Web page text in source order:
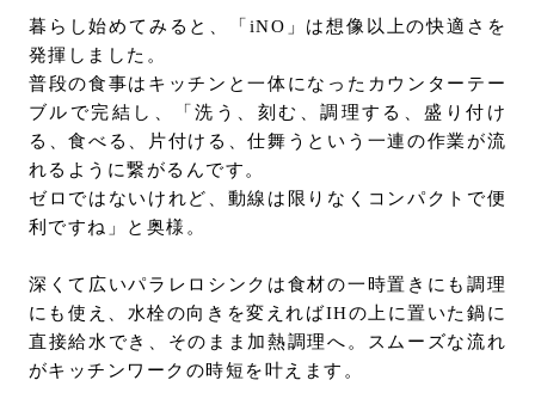
暮らし始めてみると、「iNO」は想像以上の快適さを
発揮しました。
普段の食事はキッチンと一体になったカウンターテー
ブルで完結し、「洗う、刻む、調理する、盛り付け
る、食べる、片付ける、仕舞うという一連の作業が流
れるように繋がるんです。
ゼロではないけれど、動線は限りなくコンパクトで便
利ですね」と奥様。
深くて広いパラレロシンクは食材の一時置きにも調理
にも使え、水栓の向きを変えればIHの上に置いた鍋に
直接給水でき、そのまま加熱調理へ。スムーズな流れ
がキッチンワークの時短を叶えます。